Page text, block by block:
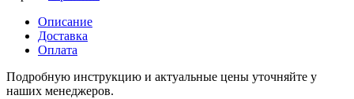
Описание
Доставка
Оплата
Подробную инструкцию и актуальные цены уточняйте у
наших менеджеров.